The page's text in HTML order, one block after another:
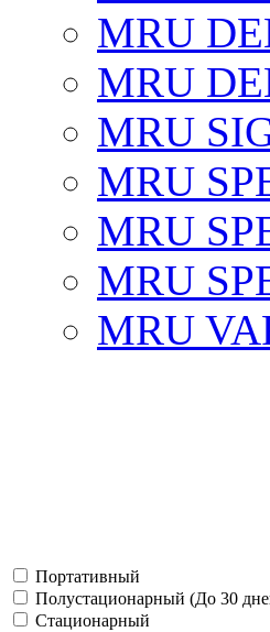
MRU
MRU
MRU
MRU
MRU
MRU
MRU
Портативный
Полустационарный (До 30
Стационарный